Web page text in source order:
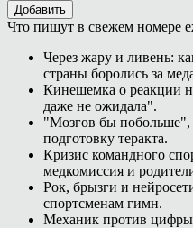
Добавить
Что пишут в свежем номере
Через жару и ливень:
страны боролись за
Кинешемка о реакции
даже не ожидала".
"Мозгов бы побольше",
подготовку теракта.
Кризис командного
медкомиссия и
Рок, брызги и
спортсменам гимн.
Механик против цифры,